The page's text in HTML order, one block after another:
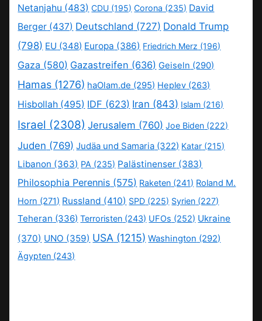
Netanjahu (483) CDU (195) Corona (235) David
Berger (437) Deutschland (727) Donald Trump
(798) EU (348) Europa (386) Friedrich Merz (196)
Gaza (580) Gazastreifen (636) Geiseln (290)
Hamas (1276) haOlam.de (295) Heplev (263)
Hisbollah (495) IDF (623) Iran (843) Islam (216)
Israel (2308) Jerusalem (760) Joe Biden (222)
Juden (769) Judäa und Samaria (322) Katar (215)
Libanon (363) PA (235) Palästinenser (383)
Philosophia Perennis (575) Raketen (241) Roland M.
Horn (271) Russland (410) SPD (225) Syrien (227)
Teheran (336) Terroristen (243) UFOs (252) Ukraine
(370) UNO (359) USA (1215) Washington (292)
Ägypten (243)